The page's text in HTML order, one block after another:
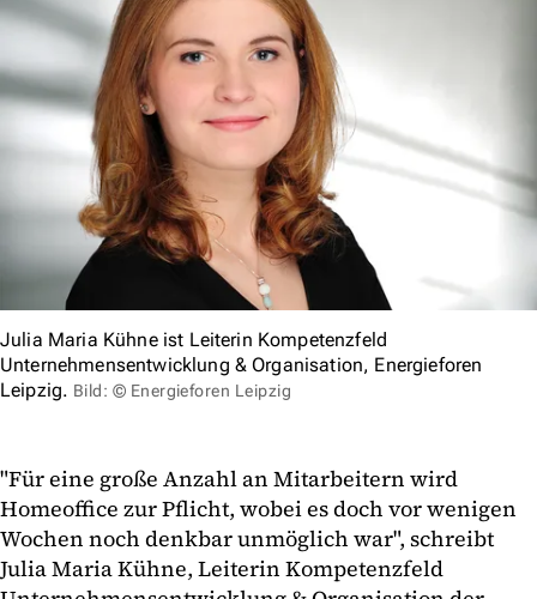
Julia Maria Kühne ist Leiterin Kompetenzfeld
Unternehmensentwicklung & Organisation, Energieforen
Leipzig. Bild: © Energieforen Leipzig
"Für eine große Anzahl an Mitarbeitern wird
Homeoffice zur Pflicht, wobei es doch vor wenigen
Wochen noch denkbar unmöglich war", schreibt
Julia Maria Kühne, Leiterin Kompetenzfeld